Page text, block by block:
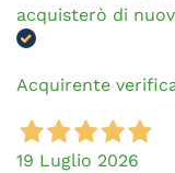
acquisterò di
Acquirente
19 Luglio 2026